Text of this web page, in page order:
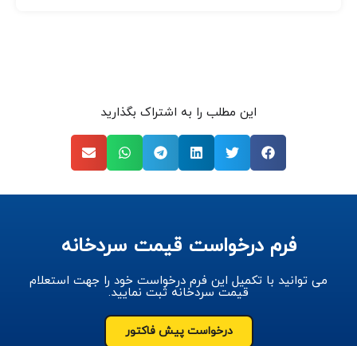
این مطلب را به اشتراک بگذارید
فرم درخواست قیمت سردخانه
می توانید با تکمیل این فرم درخواست خود را جهت استعلام
قیمت سردخانه ثبت نمایید.
درخواست پیش فاکتور